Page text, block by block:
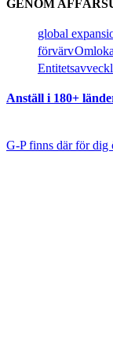
GENOM
global
förvärv​​
Anställ i 180+
G-P finns där för dig